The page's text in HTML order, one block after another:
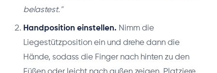
belastest."
Handposition einstellen. Nimm die
Liegestützposition ein und drehe dann die
Hände, sodass die Finger nach hinten zu den